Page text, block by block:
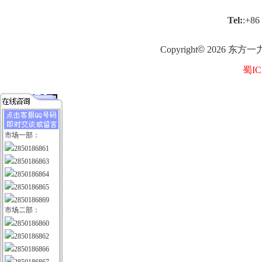
Tel::+86
Copyright© 2026 东方一
蜀
市场一部：
2850186861
2850186863
2850186864
2850186865
2850186869
市场二部：
2850186860
2850186862
2850186866